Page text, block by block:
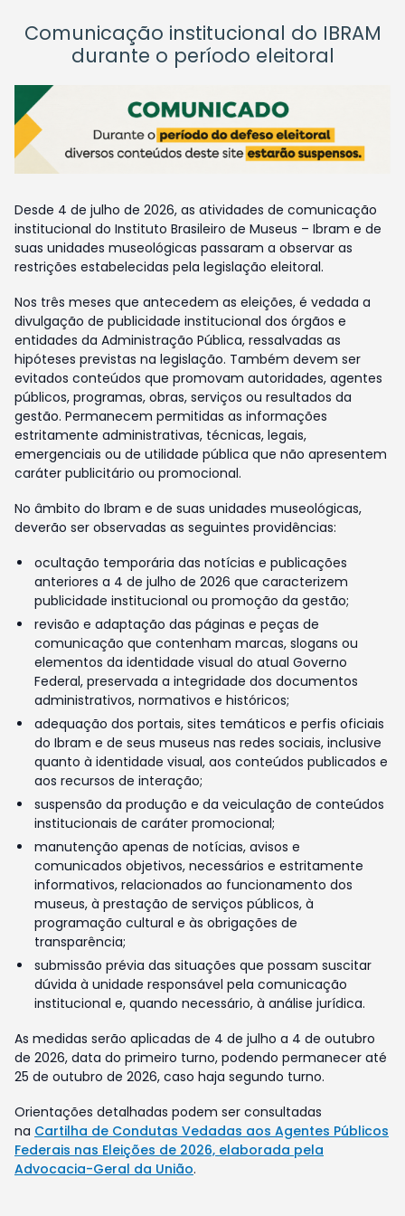
Comunicação institucional do IBRAM
durante o período eleitoral
Desde 4 de julho de 2026, as atividades de comunicação
institucional do Instituto Brasileiro de Museus – Ibram e de
suas unidades museológicas passaram a observar as
restrições estabelecidas pela legislação eleitoral.
Nos três meses que antecedem as eleições, é vedada a
divulgação de publicidade institucional dos órgãos e
entidades da Administração Pública, ressalvadas as
hipóteses previstas na legislação. Também devem ser
evitados conteúdos que promovam autoridades, agentes
públicos, programas, obras, serviços ou resultados da
gestão. Permanecem permitidas as informações
estritamente administrativas, técnicas, legais,
emergenciais ou de utilidade pública que não apresentem
caráter publicitário ou promocional.
No âmbito do Ibram e de suas unidades museológicas,
deverão ser observadas as seguintes providências:
ocultação temporária das notícias e publicações
anteriores a 4 de julho de 2026 que caracterizem
publicidade institucional ou promoção da gestão;
revisão e adaptação das páginas e peças de
comunicação que contenham marcas, slogans ou
elementos da identidade visual do atual Governo
Federal, preservada a integridade dos documentos
administrativos, normativos e históricos;
adequação dos portais, sites temáticos e perfis oficiais
do Ibram e de seus museus nas redes sociais, inclusive
quanto à identidade visual, aos conteúdos publicados e
aos recursos de interação;
suspensão da produção e da veiculação de conteúdos
institucionais de caráter promocional;
manutenção apenas de notícias, avisos e
comunicados objetivos, necessários e estritamente
informativos, relacionados ao funcionamento dos
museus, à prestação de serviços públicos, à
programação cultural e às obrigações de
transparência;
submissão prévia das situações que possam suscitar
dúvida à unidade responsável pela comunicação
institucional e, quando necessário, à análise jurídica.
As medidas serão aplicadas de 4 de julho a 4 de outubro
de 2026, data do primeiro turno, podendo permanecer até
25 de outubro de 2026, caso haja segundo turno.
Orientações detalhadas podem ser consultadas
na Cartilha de Condutas Vedadas aos Agentes Públicos
Federais nas Eleições de 2026, elaborada pela
Advocacia-Geral da União.